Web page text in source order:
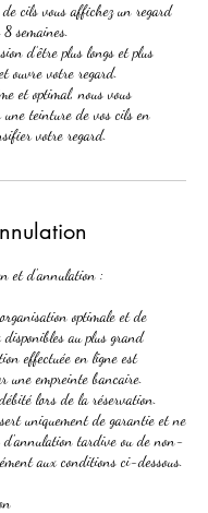
de cils vous affichez un regard
semaines.
d’être plus longs et plus
ouvre votre regard.
et optimal, nous vous
une teinture de vos cils en
votre regard.
et d'annulation :
optimale et de
disponibles au plus grand
effectuée en ligne est
une empreinte bancaire.
lors de la réservation.
uniquement de garantie et ne
d'annulation tardive ou de non-
aux conditions ci-dessous.